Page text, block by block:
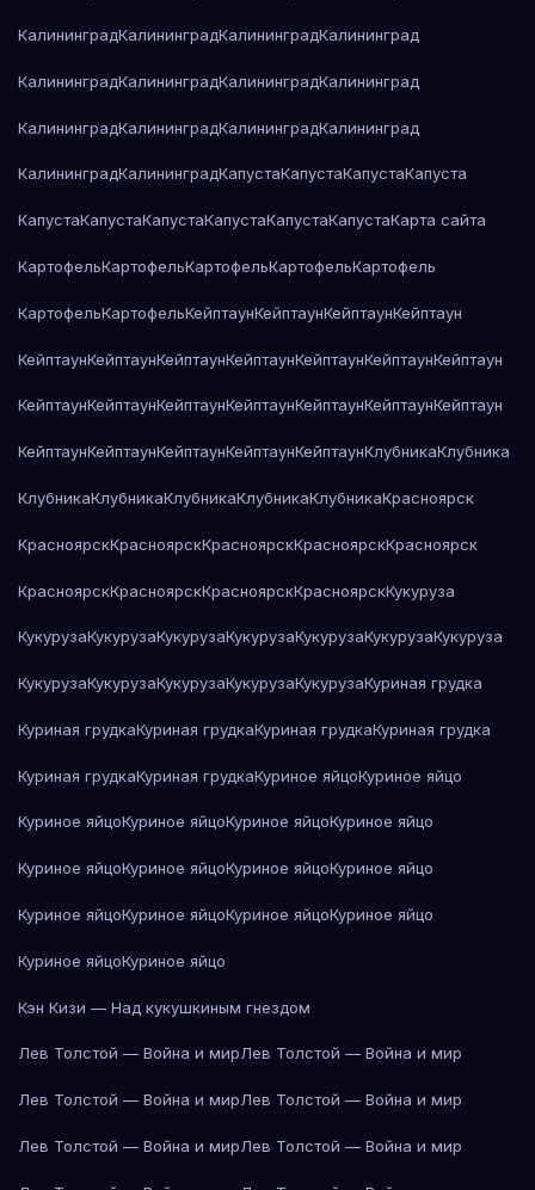
КалининградКалининградКалининградКалининград
КалининградКалининградКалининградКалининград
КалининградКалининградКалининградКалининград
КалининградКалининградКапустаКапустаКапустаКапуста
КапустаКапустаКапустаКапустаКапустаКапустаКарта сайта
КартофельКартофельКартофельКартофельКартофель
КартофельКартофельКейптаунКейптаунКейптаунКейптаун
КейптаунКейптаунКейптаунКейптаунКейптаунКейптаунКейптаун
КейптаунКейптаунКейптаунКейптаунКейптаунКейптаунКейптаун
КейптаунКейптаунКейптаунКейптаунКейптаунКлубникаКлубника
КлубникаКлубникаКлубникаКлубникаКлубникаКрасноярск
КрасноярскКрасноярскКрасноярскКрасноярскКрасноярск
КрасноярскКрасноярскКрасноярскКрасноярскКукуруза
КукурузаКукурузаКукурузаКукурузаКукурузаКукурузаКукуруза
КукурузаКукурузаКукурузаКукурузаКукурузаКуриная грудка
Куриная грудкаКуриная грудкаКуриная грудкаКуриная грудка
Куриная грудкаКуриная грудкаКуриное яйцоКуриное яйцо
Куриное яйцоКуриное яйцоКуриное яйцоКуриное яйцо
Куриное яйцоКуриное яйцоКуриное яйцоКуриное яйцо
Куриное яйцоКуриное яйцоКуриное яйцоКуриное яйцо
Куриное яйцоКуриное яйцо
Кэн Кизи — Над кукушкиным гнездом
Лев Толстой — Война и мирЛев Толстой — Война и мир
Лев Толстой — Война и мирЛев Толстой — Война и мир
Лев Толстой — Война и мирЛев Толстой — Война и мир